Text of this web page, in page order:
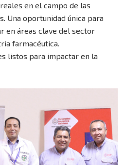
en el campo de las
Una oportunidad única para
en áreas clave del sector
farmacéutica.
listos para impactar en la